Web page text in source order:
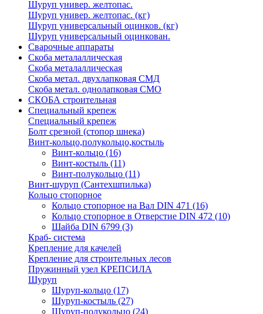
Шуруп универ. желтопас.
Шуруп универ. желтопас. (кг)
Шуруп универсальный оцинков. (кг)
Шуруп универсальный оцинкован.
Сварочные аппараты
Скоба металаллическая
Скоба металаллическая
Скоба метал. двухлапковая СМД
Скоба метал. однолапковая СМО
СКОБА строительная
Специальный крепеж
Специальный крепеж
Болт срезной (стопор шнека)
Винт-кольцо,полукольцо,костыль
Винт-кольцо (16)
Винт-костыль (11)
Винт-полукольцо (11)
Винт-шуруп (Сантехшпилька)
Кольцо стопорное
Кольцо cтопорное на Вал DIN 471 (16)
Кольцо стопорное в Отверстие DIN 472 (10)
Шайба DIN 6799 (3)
Краб- система
Крепление для качелей
Крепление для строительных лесов
Пружинный узел КРЕПСИЛА
Шуруп
Шуруп-кольцо (17)
Шуруп-костыль (27)
Шуруп-полукольцо (24)